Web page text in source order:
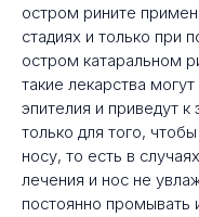
остром рините
стадиях и только при
остром катаральном
такие лекарства
эпителия и приведут
только для того,
носу, то есть в
лечения и нос не
постоянно промывать